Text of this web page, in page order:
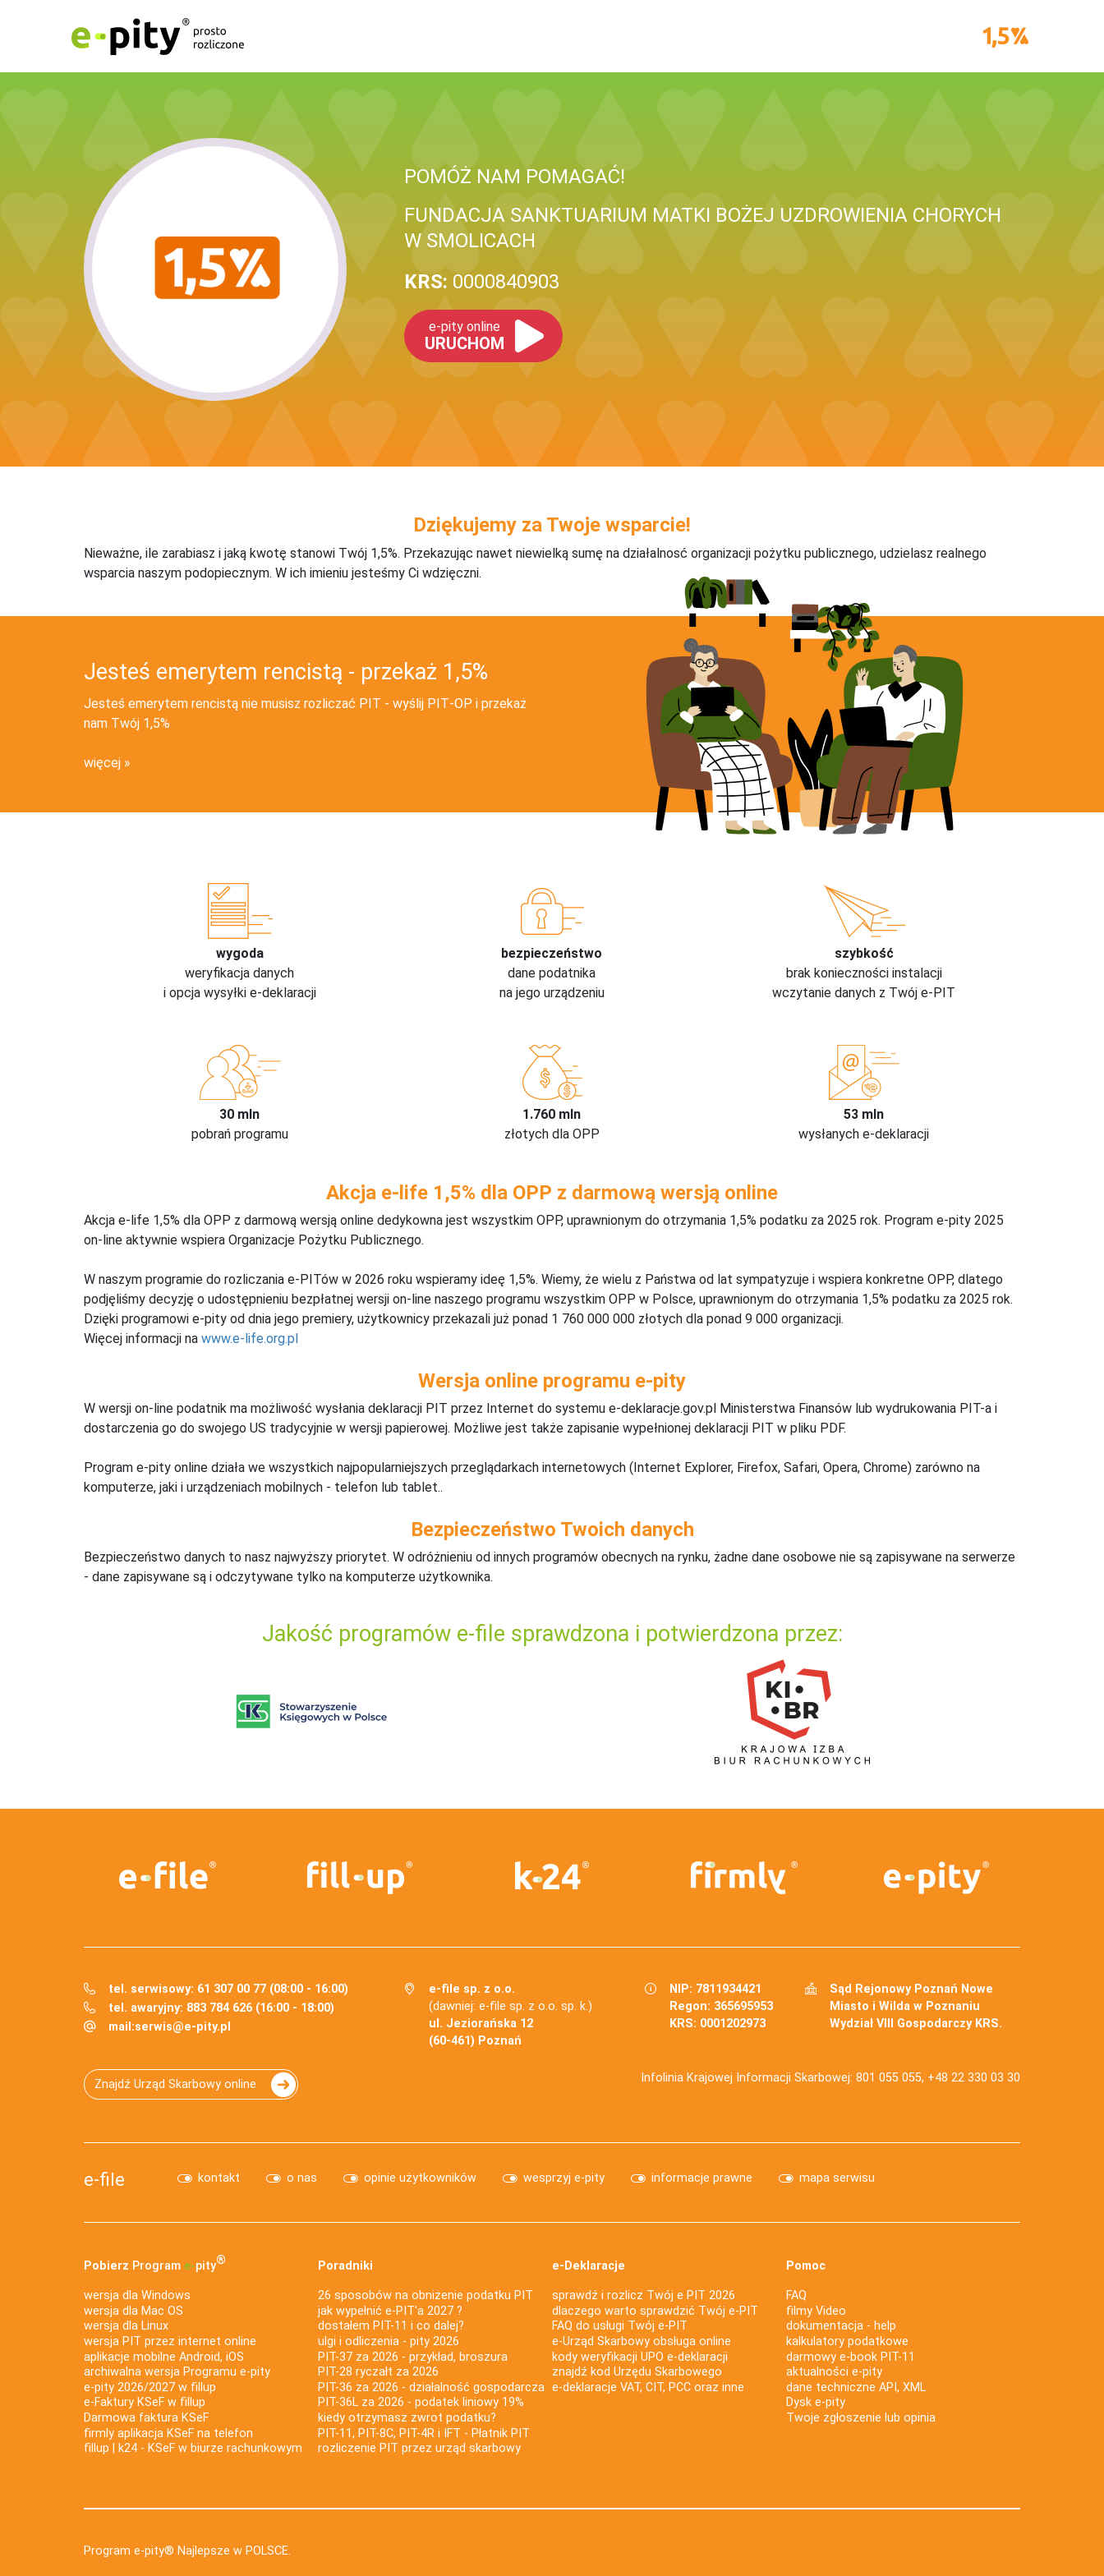
POMÓŻ NAM POMAGAĆ!
FUNDACJA SANKTUARIUM MATKI BOŻEJ UZDROWIENIA CHORYCH
W SMOLICACH
KRS: 0000840903
e-pity online
URUCHOM
Dziękujemy za Twoje wsparcie!
Nieważne, ile zarabiasz i jaką kwotę stanowi Twój 1,5%. Przekazując nawet niewielką sumę na działalnosć organizacji pożytku publicznego, udzielasz realnego
wsparcia naszym podopiecznym. W ich imieniu jesteśmy Ci wdzięczni.
Jesteś emerytem rencistą - przekaż 1,5%
Jesteś emerytem rencistą nie musisz rozliczać PIT - wyślij PIT‑OP i przekaż
nam Twój 1,5%
więcej
wygoda
weryfikacja danych
i opcja wysyłki e-deklaracji
bezpieczeństwo
dane podatnika
na jego urządzeniu
szybkość
brak konieczności instalacji
wczytanie danych z Twój e-PIT
30 mln
pobrań programu
1.760 mln
złotych dla OPP
53 mln
wysłanych e-deklaracji
Akcja e-life 1,5% dla OPP z darmową wersją online
Akcja e-life 1,5% dla OPP z darmową wersją online dedykowna jest wszystkim OPP, uprawnionym do otrzymania 1,5% podatku za 2025 rok. Program e-pity 2025
on-line aktywnie wspiera Organizacje Pożytku Publicznego.
W naszym programie do rozliczania e-PITów w 2026 roku wspieramy ideę 1,5%. Wiemy, że wielu z Państwa od lat sympatyzuje i wspiera konkretne OPP, dlatego
podjęliśmy decyzję o udostępnieniu bezpłatnej wersji on-line naszego programu wszystkim OPP w Polsce, uprawnionym do otrzymania 1,5% podatku za 2025 rok.
Dzięki programowi e-pity od dnia jego premiery, użytkownicy przekazali już ponad 1 760 000 000 złotych dla ponad 9 000 organizacji.
Więcej informacji na www.e-life.org.pl
Wersja online programu e-pity
W wersji on-line podatnik ma możliwość wysłania deklaracji PIT przez Internet do systemu e-deklaracje.gov.pl Ministerstwa Finansów lub wydrukowania PIT-a i
dostarczenia go do swojego US tradycyjnie w wersji papierowej. Możliwe jest także zapisanie wypełnionej deklaracji PIT w pliku PDF.
Program e-pity online działa we wszystkich najpopularniejszych przeglądarkach internetowych (Internet Explorer, Firefox, Safari, Opera, Chrome) zarówno na
komputerze, jaki i urządzeniach mobilnych - telefon lub tablet..
Bezpieczeństwo Twoich danych
Bezpieczeństwo danych to nasz najwyższy priorytet. W odróżnieniu od innych programów obecnych na rynku, żadne dane osobowe nie są zapisywane na serwerze
- dane zapisywane są i odczytywane tylko na komputerze użytkownika.
Jakość programów e-file sprawdzona i potwierdzona przez:
tel. serwisowy: 61 307 00 77 (08:00 - 16:00)
tel. awaryjny: 883 784 626 (16:00 - 18:00)
mail:serwis@e-pity.pl
e-file sp. z o.o.
(dawniej: e-file sp. z o.o. sp. k.)
ul. Jeziorańska 12
(60-461) Poznań
NIP: 7811934421
Regon: 365695953
KRS: 0001202973
Sąd Rejonowy Poznań Nowe
Miasto i Wilda w Poznaniu
Wydział VIII Gospodarczy KRS.
Znajdź Urząd Skarbowy online Infolinia Krajowej Informacji Skarbowej: 801 055 055, +48 22 330 03 30
e-file kontakt o nas opinie użytkowników wesprzyj e-pity informacje prawne mapa serwisu
Pobierz Program e‑pity®
wersja dla Windows
wersja dla Mac OS
wersja dla Linux
wersja PIT przez internet online
aplikacje mobilne Android, iOS
archiwalna wersja Programu e-pity
e-pity 2026/2027 w fillup
e‑Faktury KSeF w fillup
Darmowa faktura KSeF
firmly aplikacja KSeF na telefon
fillup | k24 - KSeF w biurze rachunkowym
Poradniki
26 sposobów na obniżenie podatku PIT
jak wypełnić e-PIT'a 2027 ?
dostałem PIT-11 i co dalej?
ulgi i odliczenia - pity 2026
PIT-37 za 2026 - przykład, broszura
PIT-28 ryczałt za 2026
PIT-36 za 2026 - działalność gospodarcza
PIT-36L za 2026 - podatek liniowy 19%
kiedy otrzymasz zwrot podatku?
PIT-11, PIT-8C, PIT-4R i IFT - Płatnik PIT
rozliczenie PIT przez urząd skarbowy
e-Deklaracje
sprawdź i rozlicz Twój e PIT 2026
dlaczego warto sprawdzić Twój e-PIT
FAQ do usługi Twój e-PIT
e-Urząd Skarbowy obsługa online
kody weryfikacji UPO e-deklaracji
znajdź kod Urzędu Skarbowego
e-deklaracje VAT, CIT, PCC oraz inne
Pomoc
FAQ
filmy Video
dokumentacja - help
kalkulatory podatkowe
darmowy e-book PIT-11
aktualności e-pity
dane techniczne API, XML
Dysk e-pity
Twoje zgłoszenie lub opinia
Program e-pity® Najlepsze w POLSCE.